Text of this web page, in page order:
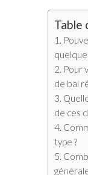
Table
Pour
de bal
de ces
type ?